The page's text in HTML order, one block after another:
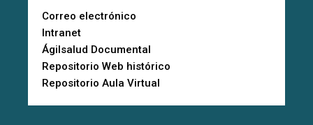
Correo electrónico
Intranet
Ágilsalud Documental
Repositorio Web histórico
Repositorio Aula Virtual